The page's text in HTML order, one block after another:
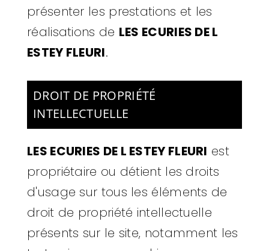
présenter les prestations et les
réalisations de LES ECURIES DE L
ESTEY FLEURI.
DROIT DE PROPRIÉTÉ
INTELLECTUELLE
LES ECURIES DE L ESTEY FLEURI est
propriétaire ou détient les droits
d'usage sur tous les éléments de
droit de propriété intellectuelle
présents sur le site, notamment les